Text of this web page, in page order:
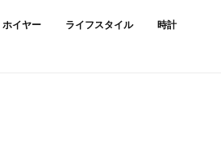
ホイヤー ライフスタイル 時計